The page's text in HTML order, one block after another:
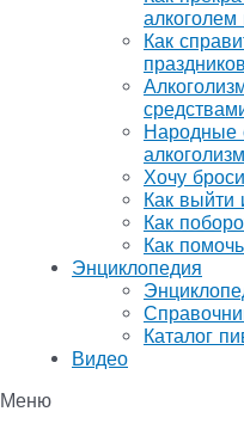
алкоголем
Как
Народные
Хочу
Как выйти
Как
Как
Энциклопедия
Каталог
Видео
Меню